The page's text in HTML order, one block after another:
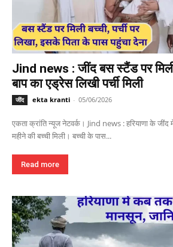
Jind news : जींद बस स्टैंड पर
बाप का एड्रेस लिखी पर्ची मिली
जींद ekta kranti - 05/06/2026
एकता क्रांति न्यूज नेटवर्क। Jind news : हरियाणा के
महीने की बच्ची मिली। बच्ची के पास...
Read more